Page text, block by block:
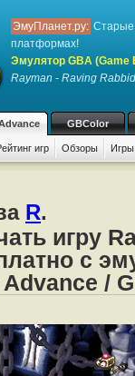
ЭмуПланет.ру: Старые
платформах!
Эмулятор GBA (Game
Rayman - Raving
GBColor
игр Обзоры
R.
игру
с
/